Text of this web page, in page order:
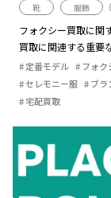
靴
服飾
フォクシー買取に関
買取に関連する重要
定番モデル フォク
セレモニー服
ブラ
宅配買取